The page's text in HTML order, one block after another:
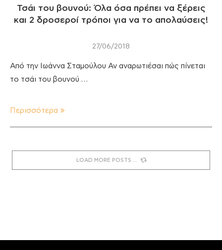
Τσάι του βουνού: Όλα όσα πρέπει να ξέρεις
και 2 δροσεροί τρόποι για να το απολαύσεις!
27/06/2018
Από την Ιωάννα Σταμούλου Αν αναρωτιέσαι πώς πίνεται
το τσάι του βουνού …
Περισσότερα
LOAD MORE POSTS